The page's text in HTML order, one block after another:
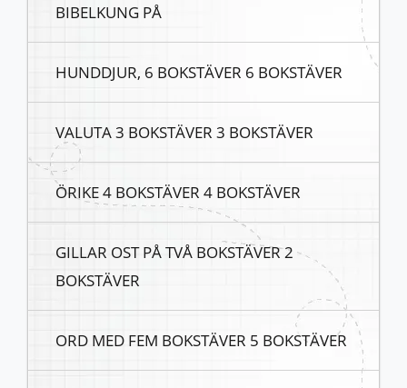
BIBELKUNG PÅ
HUNDDJUR, 6 BOKSTÄVER 6 BOKSTÄVER
VALUTA 3 BOKSTÄVER 3 BOKSTÄVER
ÖRIKE 4 BOKSTÄVER 4 BOKSTÄVER
GILLAR OST PÅ TVÅ BOKSTÄVER 2
BOKSTÄVER
ORD MED FEM BOKSTÄVER 5 BOKSTÄVER